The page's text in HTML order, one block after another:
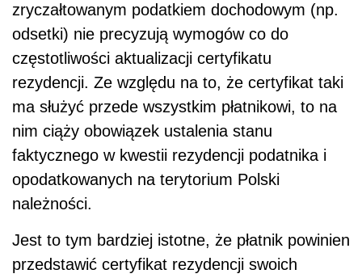
zryczałtowanym podatkiem dochodowym (np.
odsetki) nie precyzują wymogów co do
częstotliwości aktualizacji certyfikatu
rezydencji. Ze względu na to, że certyfikat taki
ma służyć przede wszystkim płatnikowi, to na
nim ciąży obowiązek ustalenia stanu
faktycznego w kwestii rezydencji podatnika i
opodatkowanych na terytorium Polski
należności.
Jest to tym bardziej istotne, że płatnik powinien
przedstawić certyfikat rezydencji swoich